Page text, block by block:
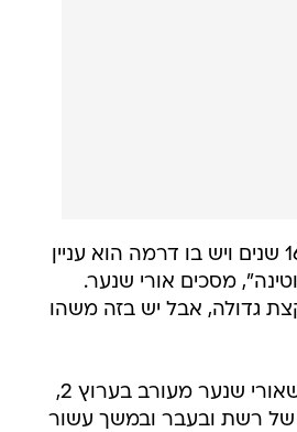
"כל דבר שלא קרה 16 שנים ויש בו דרמה הוא עניין
מסכים אורי שנער.
גדולה, אבל יש בזה משהו
כמעט שלושים שנה שאורי שנער מעורב בערוץ 2,
של רשת ובעבר ובמשך עשור